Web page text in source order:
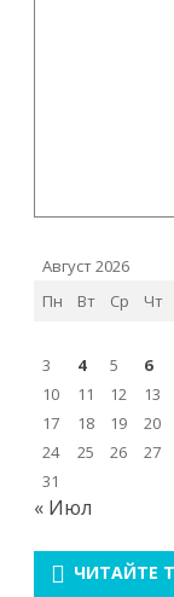
Август 2026
Пн
Вт Ср Чт
3
4 5 6
10
11 12 13
17
18 19 20
24
25 26 27
31
« Июл
ЧИТАЙТЕ